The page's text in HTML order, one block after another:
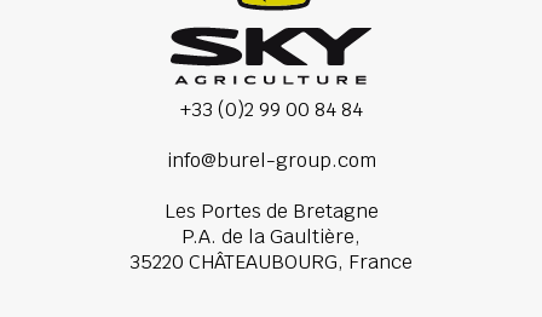
+33 (0)2 99 00 84 84
info@burel-group.com
Les Portes de Bretagne
P.A. de la Gaultière,
35220 CHÂTEAUBOURG, France